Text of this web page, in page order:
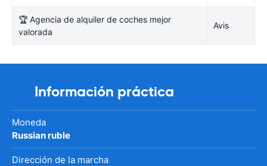
🏆 Agencia de alquiler de coches mejor
valorada
Avis
Información práctica
Moneda
Russian ruble
Dirección de la marcha